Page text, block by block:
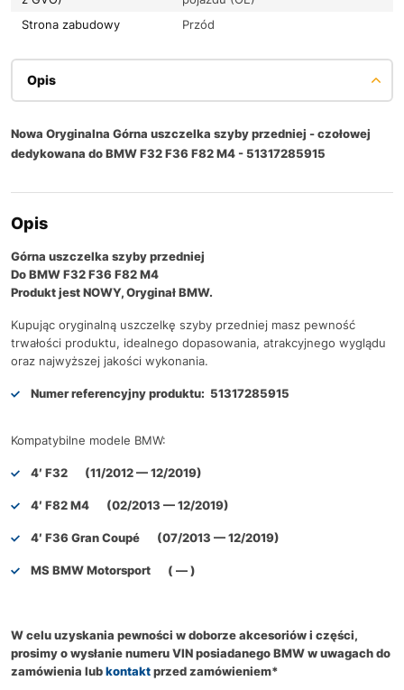
Strona zabudowy
Przód
Opis
Nowa Oryginalna Górna uszczelka szyby przedniej - czołowej
dedykowana do BMW F32 F36 F82 M4 - 51317285915
Opis
Górna uszczelka szyby przedniej
Do BMW F32 F36 F82 M4
Produkt jest NOWY, Oryginał BMW.
Kupując oryginalną uszczelkę szyby przedniej masz pewność
trwałości produktu, idealnego dopasowania, atrakcyjnego wyglądu
oraz najwyższej jakości wykonania.
Numer referencyjny produktu: 51317285915
Kompatybilne modele BMW:
4′ F32 (11/2012 — 12/2019)
4′ F82 M4 (02/2013 — 12/2019)
4′ F36 Gran Coupé (07/2013 — 12/2019)
MS BMW Motorsport ( — )
W celu uzyskania pewności w doborze akcesoriów i części,
prosimy o wysłanie numeru VIN posiadanego BMW w uwagach do
zamówienia lubkontaktprzed zamówieniem*